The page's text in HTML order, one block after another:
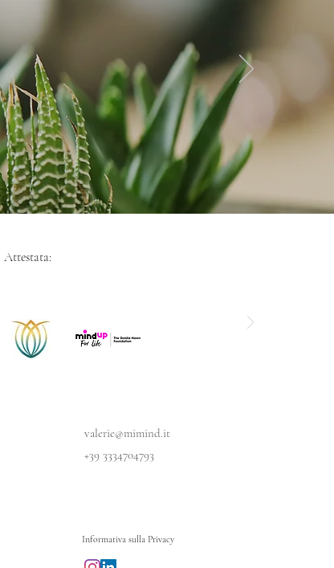
Attestata:
valerie@mimind.it
+39 3334704793
Informativa sulla Privacy